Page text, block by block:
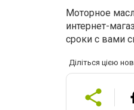
Моторное
интернет-
сроки с вами
Діліться цією